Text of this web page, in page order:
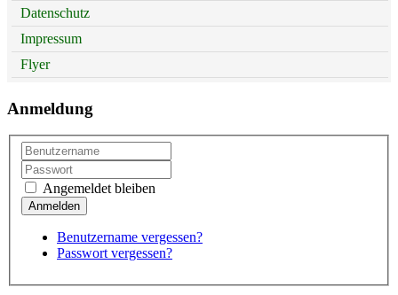
Datenschutz
Impressum
Flyer
Anmeldung
Angemeldet bleiben
Benutzername vergessen?
Passwort vergessen?